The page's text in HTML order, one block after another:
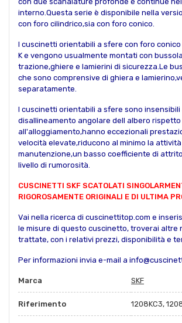
interno.Questa serie è disponibile nella
con foro cilindrico,sia con foro conico.
I cuscinetti orientabili a sfere con foro
K e vengono usualmente montati con
trazione,ghiere e lamierini di sicurezza.Le
che sono comprensive di ghiera e
separatamente.
I cuscinetti orientabili a sfere sono insensibili
disallineamento angolare dell albero rispetto
all'alloggiamento,hanno eccezionali
velocità elevate,riducono al minimo la attività
manutenzione,un basso coefficiente di
livello di rumorosità.
CUSCINETTI SKF SCATOLATI
RIGOROSAMENTE ORIGINALI E DI ULTIMA
Vai nella ricerca di cuscinettitop.com e
le misure di questo cuscinetto, troverai altre
trattate, con i relativi prezzi, disponibilità e
Per informazioni invia e-mail a
Marca SKF
Riferimento 1208KC3,